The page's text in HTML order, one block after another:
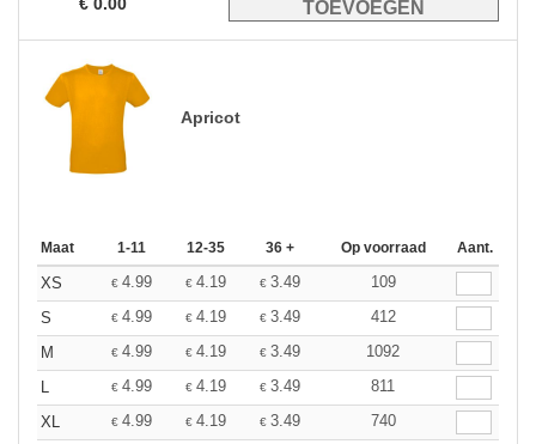
Apricot
Maat 1-11 12-35 36 + Op voorraad Aant.
XS € 4.99 € 4.19 € 3.49
109
S
€ 4.99 € 4.19 € 3.49
412
M
€ 4.99 € 4.19 € 3.49
1092
L
€ 4.99 € 4.19 € 3.49
811
XL
€ 4.99 € 4.19 € 3.49
740